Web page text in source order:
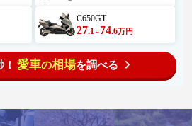
C650GT
27.1 ～ 74.6万円
愛車の相場を調べる